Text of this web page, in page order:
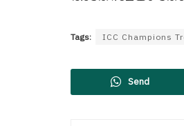
Tags: ICC Champions
Send